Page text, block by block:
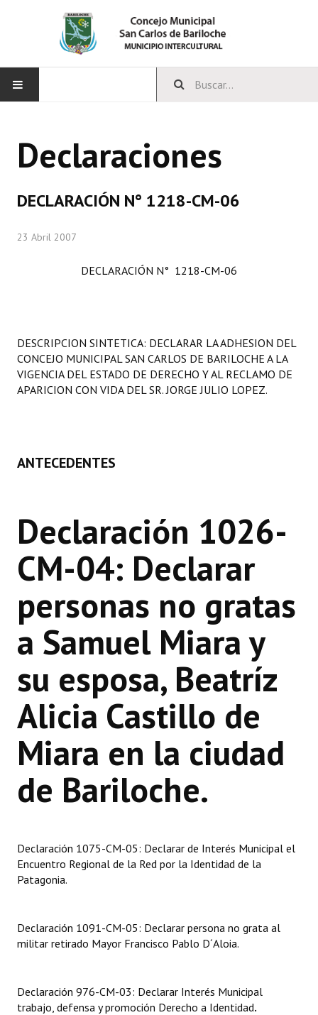
CONCEJO
Comisiones Especiales
LEGISLACIÓN
Constitución Nacional
Carta Orgánica 2007
Organigrama
DOCUMENTOS
Informes de Gestión
Proyectos Presentados
Actas de Sesión
Informes de Unidad Coordinadora
Ejecución Presupuestaria
Actas de Audiencias Públicas
Comunicaciones
Declaraciones
Resoluciones de Presidencia
Antiguos Pobladores
Declaraciones
DECLARACIÓN N° 1218-CM-06
23 Abril 2007
DECLARACIÓN N° 1218-CM-06
DESCRIPCION SINTETICA: DECLARAR LA ADHESION DEL
CONCEJO MUNICIPAL SAN CARLOS DE BARILOCHE A LA
VIGENCIA DEL ESTADO DE DERECHO Y AL RECLAMO DE
APARICION CON VIDA DEL SR. JORGE JULIO LOPEZ.
ANTECEDENTES
Declaración 1026-
CM-04: Declarar
personas no gratas
a Samuel Miara y
su esposa, Beatríz
Alicia Castillo de
Miara en la ciudad
de Bariloche.
Declaración 1075-CM-05: Declarar de Interés Municipal el
Encuentro Regional de la Red por la Identidad de la
Patagonia.
Declaración 1091-CM-05: Declarar persona no grata al
militar retirado Mayor Francisco Pablo D´Aloia.
Declaración 976-CM-03: Declarar Interés Municipal
trabajo, defensa y promoción Derecho a Identidad.